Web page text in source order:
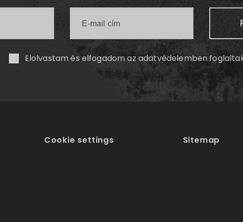
Elolvastam és elfogadom azadatvédelemben
Cookie settings Sitemap